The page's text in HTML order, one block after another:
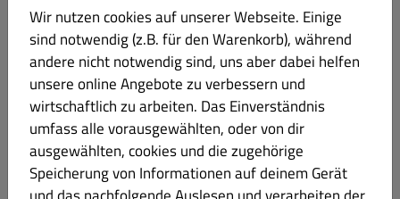
vietnamesische Frühlingsrollen
Produktinformation
93. BUN TOM VA GA NUONG (Reisnudeln
Riesengarnelen)
Lupinen Eier Soja Sesam
€ 20.90
gegrillten Riesengarnelen und gegrilltem Hühnerfleisch
Wir nutzen cookies auf unserer Webseite. Einige
sind notwendig (z.B. für den Warenkorb), während
andere nicht notwendig sind, uns aber dabei helfen
unsere online Angebote zu verbessern und
wirtschaftlich zu arbeiten. Das Einverständnis
umfass alle vorausgewählten, oder von dir
ausgewählten, cookies und die zugehörige
Speicherung von Informationen auf deinem Gerät